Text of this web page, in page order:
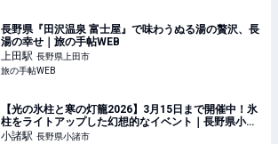
長野県『田沢温泉 富士屋』で味わうぬる湯の贅沢、長
湯の幸せ｜旅の手帖WEB
上田駅 長野県上田市
旅の手帖WEB
【光の氷柱と寒の灯籠2026】3月15日まで開催中！氷
柱をライトアップした幻想的なイベント｜長野県小諸
市 | TABIZINE～人生に旅心を～
小諸駅 長野県小諸市